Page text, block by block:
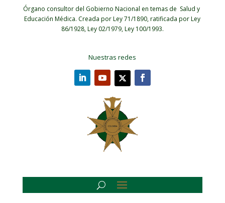
Órgano consultor del Gobierno Nacional en temas de Salud y
Educación Médica. Creada por Ley 71/1890, ratificada por Ley
86/1928, Ley 02/1979, Ley 100/1993.
Nuestras redes